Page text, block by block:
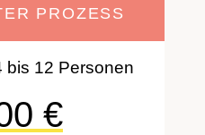
PROZESS
bis 12 Personen
€